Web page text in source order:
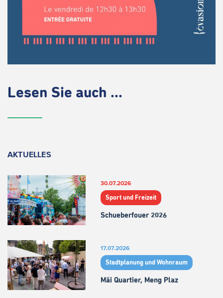
Lesen Sie auch ...
AKTUELLES
30.07.2026
Sport und Freizeit
Schueberfouer 2026
17.07.2026
Stadtplanung und Wohnraum
Mäi Quartier, Meng Plaz